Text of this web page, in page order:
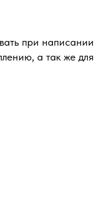
при
а так же